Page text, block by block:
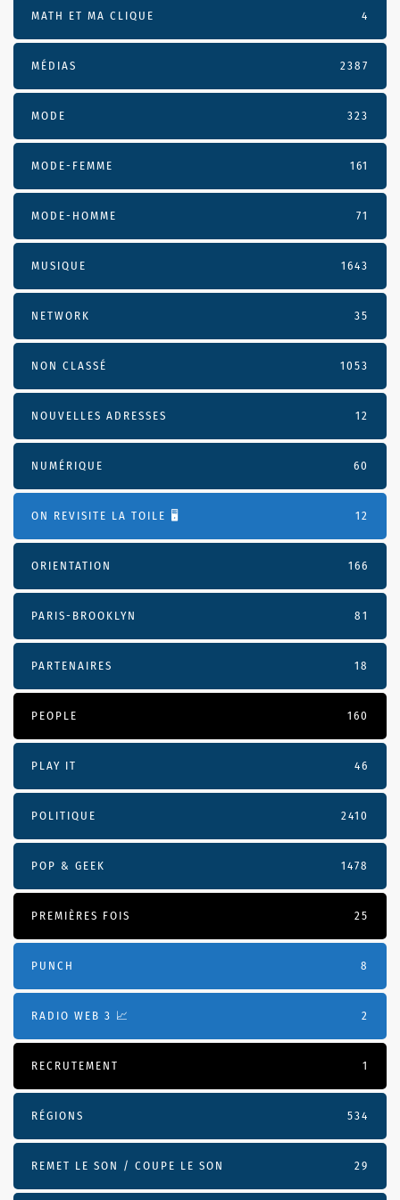
MATH ET MA CLIQUE 4
MÉDIAS 2387
MODE 323
MODE-FEMME 161
MODE-HOMME 71
MUSIQUE 1643
NETWORK 35
NON CLASSÉ 1053
NOUVELLES ADRESSES 12
NUMÉRIQUE 60
ON REVISITE LA TOILE 🖥️ 12
ORIENTATION 166
PARIS-BROOKLYN 81
PARTENAIRES 18
PEOPLE 160
PLAY IT 46
POLITIQUE 2410
POP & GEEK 1478
PREMIÈRES FOIS 25
PUNCH 8
RADIO WEB 3 📈 2
RECRUTEMENT 1
RÉGIONS 534
REMET LE SON / COUPE LE SON 29